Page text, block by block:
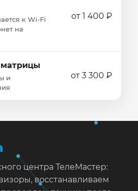
к Wi‑Fi
на
от 1 400 ₽
и
от 3 300 ₽
центра ТелеМастер:
восстанавливаем